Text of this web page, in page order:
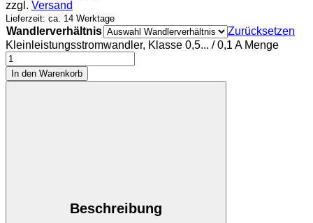
zzgl. Versand
Lieferzeit: ca. 14 Werktage
Wandlerverhältnis
Zurücksetzen
Kleinleistungsstromwandler, Klasse 0,5... / 0,1 A Menge
In den Warenkorb
Beschreibung